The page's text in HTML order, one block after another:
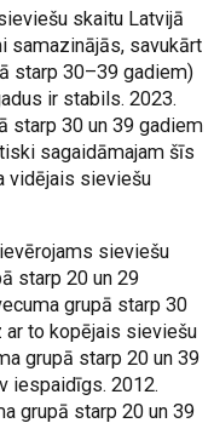
skaitu Latvijā
samazinājās, savukārt
starp 30–39 gadiem)
ir stabils. 2023.
starp 30 un 39 gadiem
sagaidāmajam šīs
vidējais sieviešu
sieviešu
starp 20 un 29
grupā starp 30
to kopējais sieviešu
grupā starp 20 un 39
iespaidīgs. 2012.
grupā starp 20 un 39